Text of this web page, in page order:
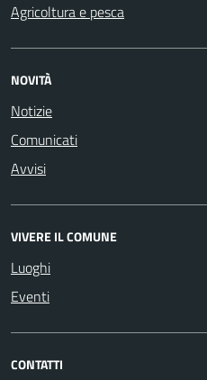
Agricoltura e pesca
NOVITÀ
Notizie
Comunicati
Avvisi
VIVERE IL COMUNE
Luoghi
Eventi
CONTATTI